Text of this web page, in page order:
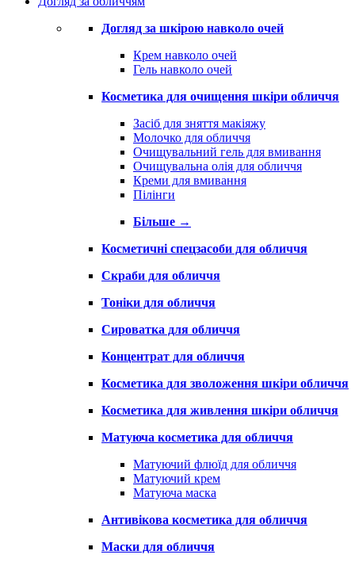
Догляд за шкірою навколо очей
Крем навколо очей
Гель навколо очей
Косметика для очищення шкіри обличчя
Засіб для зняття макіяжу
Молочко для обличчя
Очищувальний гель для вмивання
Очищувальна олія для обличчя
Креми для вмивання
Пілінги
Більше →
Косметичні спецзасоби для обличчя
Скраби для обличчя
Тоніки для обличчя
Сироватка для обличчя
Концентрат для обличчя
Косметика для зволоження шкіри обличчя
Косметика для живлення шкіри обличчя
Матуюча косметика для обличчя
Матуючий флюїд для обличчя
Матуючий крем
Матуюча маска
Антивікова косметика для обличчя
Маски для обличчя